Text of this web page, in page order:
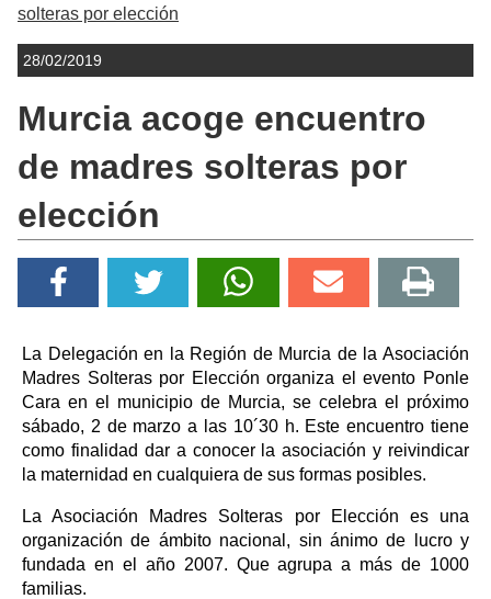
solteras por elección
28/02/2019
Murcia acoge encuentro
de madres solteras por
elección
La Delegación en la Región de Murcia de la Asociación
Madres Solteras por Elección organiza el evento Ponle
Cara en el municipio de Murcia, se celebra el próximo
sábado, 2 de marzo a las 10´30 h. Este encuentro tiene
como finalidad dar a conocer la asociación y reivindicar
la maternidad en cualquiera de sus formas posibles.
La Asociación Madres Solteras por Elección es una
organización de ámbito nacional, sin ánimo de lucro y
fundada en el año 2007. Que agrupa a más de 1000
familias.